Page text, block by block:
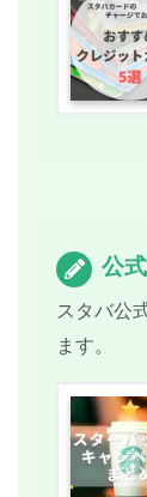
公
スタバ公
ます。